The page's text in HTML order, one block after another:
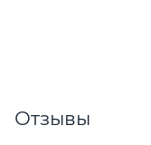
Отзывы